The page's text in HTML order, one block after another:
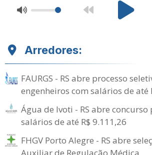
Arredores:
FAURGS - RS abre processo
engenheiros com salários de até
Água de Ivoti - RS abre
salários de até R$ 9.111,26
FHGV Porto Alegre - RS abre